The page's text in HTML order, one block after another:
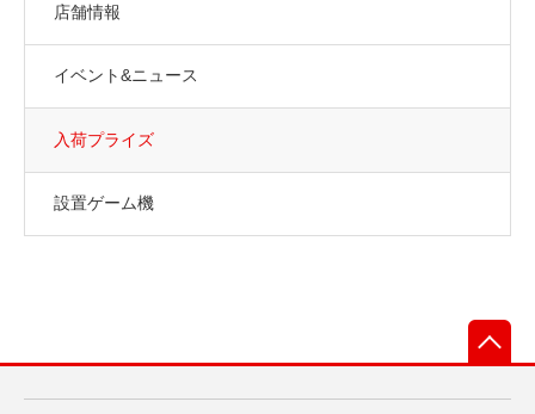
店舗情報
イベント&ニュース
入荷プライズ
設置ゲーム機